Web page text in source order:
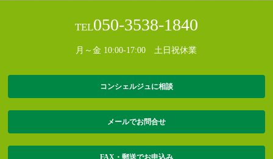
TEL050-3538-1840
月～金 10:00-17:00 土日祝休業
コンシェルジュに相談
メールでお問合せ